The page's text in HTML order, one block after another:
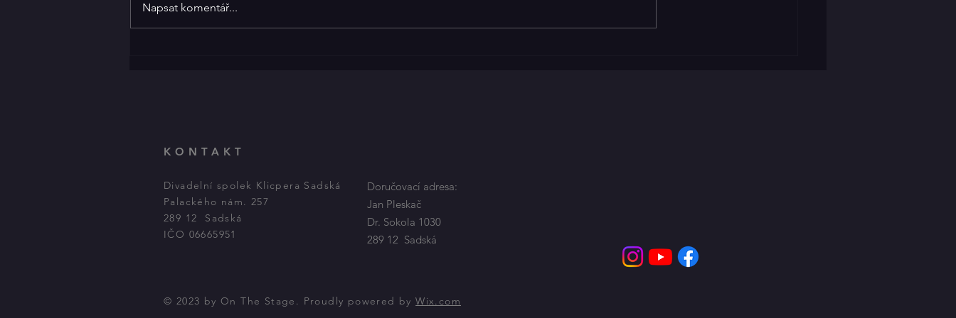
divadelní dny startuje již tento
čtvrtek. Program...
Vysokém nad...
Napsat komentář...
KONTAKT
Divadelní spolek Klicpera Sadská
Palackého nám. 257
289 12 Sadská
IČO 06665951
Doručovací adresa:
Jan Pleskač
Dr. Sokola 1030
289 12 Sadská
© 2023 by On The Stage. Proudly powered byWix.com